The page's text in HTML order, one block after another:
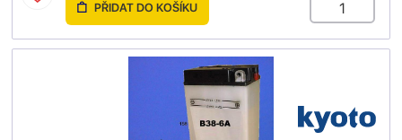
PŘIDAT DO KOŠÍKU